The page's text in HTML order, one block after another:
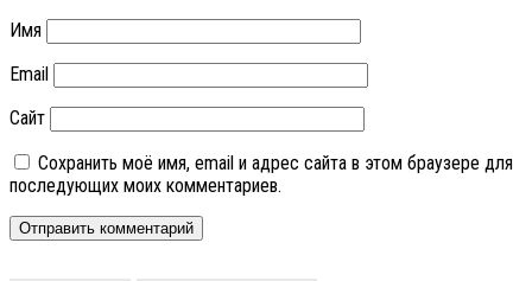
Имя
Email
Сайт
Сохранить моё имя, email и адрес сайта в этом браузере для
последующих моих комментариев.